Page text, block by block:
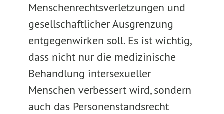
Menschenrechtsverletzungen und
gesellschaftlicher Ausgrenzung
entgegenwirken soll. Es ist wichtig,
dass nicht nur die medizinische
Behandlung intersexueller
Menschen verbessert wird, sondern
auch das Personenstandsrecht